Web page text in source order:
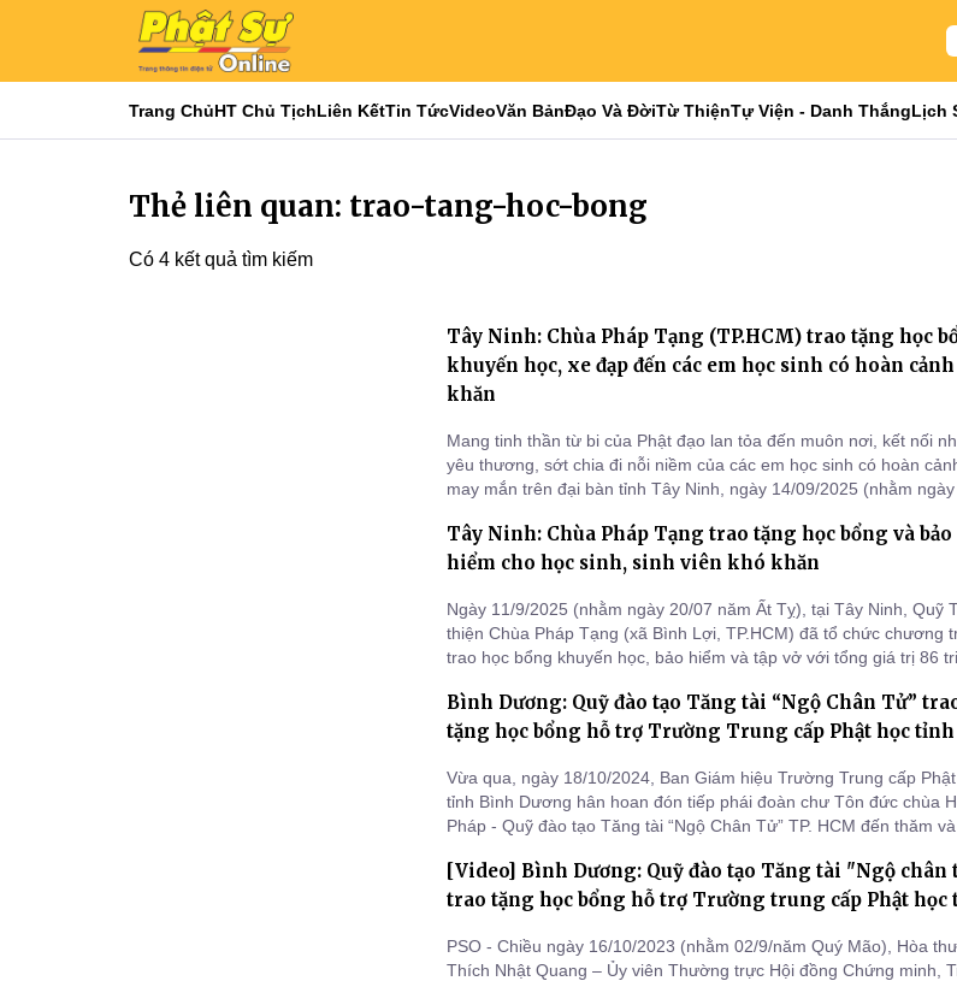
Trang ChủHT Chủ TịchLiên KếtTin TứcVideoVăn BảnĐạo Và ĐờiTừ ThiệnTự Viện - Danh ThắngLịch
Thẻ liên quan: trao-tang-hoc-bong
Có 4 kết quả tìm kiếm
Tây Ninh: Chùa Pháp Tạng (TP.HCM) trao tặng học
khuyến học, xe đạp đến các em học sinh có hoàn
khăn
Mang tinh thần từ bi của Phật đạo lan tỏa đến muôn nơi, kết nối
yêu thương, sớt chia đi nỗi niềm của các em học sinh có hoàn
may mắn trên đại bàn tỉnh Tây Ninh, ngày 14/09/2025 (nhằm ngày
Chùa Pháp tạng kết hợp cùng Quỹ Hỗ trợ giáo dục và tài năng thể
học đ
Tây Ninh: Chùa Pháp Tạng trao tặng học bổng và bảo
hiểm cho học sinh, sinh viên khó khăn
Ngày 11/9/2025 (nhằm ngày 20/07 năm Ất Tỵ), tại Tây Ninh, Quỹ
thiện Chùa Pháp Tạng (xã Bình Lợi, TP.HCM) đã tổ chức chương
trao học bổng khuyến học, bảo hiểm và tập vở với tổng giá trị 86
Bình Dương: Quỹ đào tạo Tăng tài “Ngộ Chân Tử”
tặng học bổng hỗ trợ Trường Trung cấp Phật học tỉnh
Vừa qua, ngày 18/10/2024, Ban Giám hiệu Trường Trung cấp
tỉnh Bình Dương hân hoan đón tiếp phái đoàn chư Tôn đức chùa
Pháp - Quỹ đào tạo Tăng tài “Ngộ Chân Tử” TP. HCM đến thăm và
Cường, TP. Thủ Dầu Một), do Đại đức Thích Tâm Trường - Trụ trì
Hoằng Pháp làm Trưởng
[Video] Bình Dương: Quỹ đào tạo Tăng tài "Ngộ chân
trao tặng học bổng hỗ trợ Trường trung cấp Phật học
PSO - Chiều ngày 16/10/2023 (nhằm 02/9/năm Quý Mão), Hòa
Thích Nhật Quang – Ủy viên Thường trực Hội đồng Chứng minh,